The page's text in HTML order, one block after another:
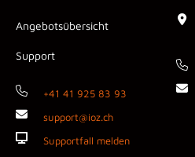
Angebotsübersicht
Support
+41 41 925 83 93
support@ioz.ch
Supportfall melden